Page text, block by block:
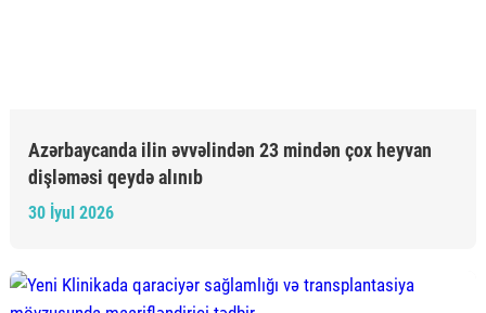
Azərbaycanda ilin əvvəlindən 23 mindən çox heyvan
dişləməsi qeydə alınıb
30 İyul 2026